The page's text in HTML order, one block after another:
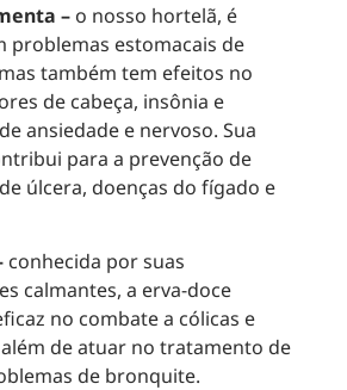
– o nosso hortelã, é
problemas estomacais de
também tem efeitos no
de cabeça, insônia e
ansiedade e nervoso. Sua
para a prevenção de
úlcera, doenças do fígado e
conhecida por suas
calmantes, a erva-doce
no combate a cólicas e
de atuar no tratamento de
de bronquite.